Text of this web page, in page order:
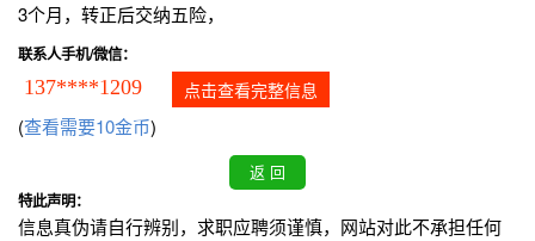
3个月，转正后交纳五险，
联系人手机/微信：
137****1209 点击查看完整信息
(查看需要10金币)
特此声明：
信息真伪请自行辨别，求职应聘须谨慎，网站对此不承担任何